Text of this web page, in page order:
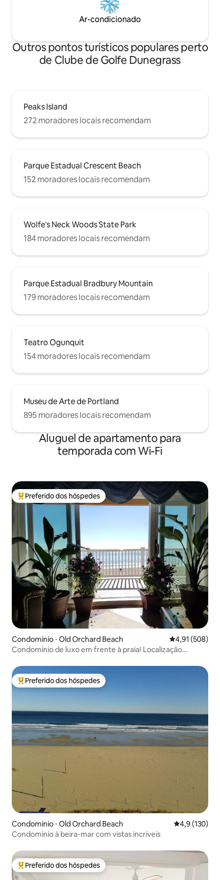
Ar-condicionado
Outros pontos turísticos populares perto
de Clube de Golfe Dunegrass
Peaks Island
272 moradores locais recomendam
Parque Estadual Crescent Beach
152 moradores locais recomendam
Wolfe's Neck Woods State Park
184 moradores locais recomendam
Parque Estadual Bradbury Mountain
179 moradores locais recomendam
Teatro Ogunquit
154 moradores locais recomendam
Museu de Arte de Portland
895 moradores locais recomendam
Aluguel de apartamento para
temporada com Wi-Fi
Entre os melhores preferidos dos hóspedes
Preferido dos hóspedes
Condomínio ⋅ Old Orchard Beach 4,91 de uma
4,91 (508)
Condomínio de luxo em frente à praia! Localização
Entre os melhores preferidos dos hóspedes
Preferido dos hóspedes
Condomínio ⋅ Old Orchard Beach 4,9 de uma
4,9 (130)
Condomínio à beira-mar com vistas incríveis
Entre os melhores preferidos dos hóspedes
Preferido dos hóspedes